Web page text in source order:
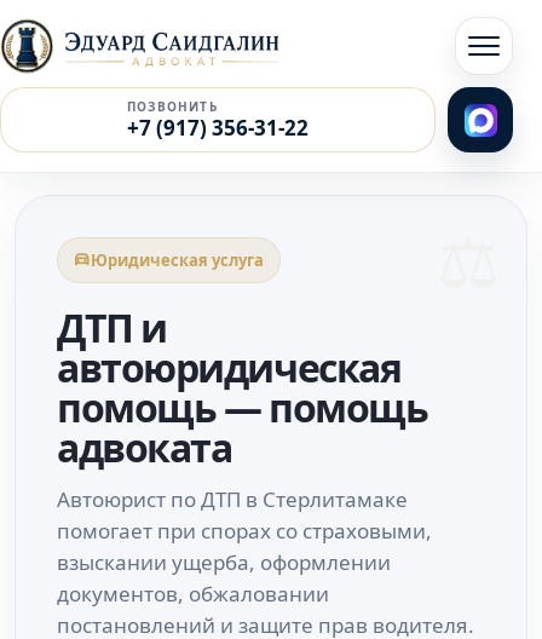
Перейти к содержимому
ПОЗВОНИТЬ
+7 (917) 356-31-22
Юридическая услуга
ДТП и
автоюридическая
помощь — помощь
адвоката
Автоюрист по ДТП в Стерлитамаке
помогает при спорах со страховыми,
взыскании ущерба, оформлении
документов, обжаловании
постановлений и защите прав водителя.